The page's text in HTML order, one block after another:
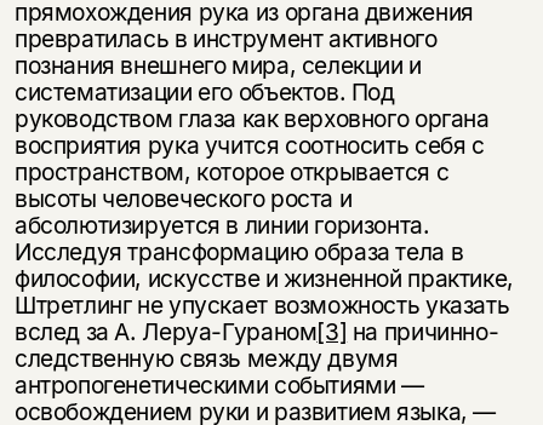
прямохождения рука из органа движения
превратилась в инструмент активного
познания внешнего мира, селекции и
систематизации его объектов. Под
руководством глаза как верховного органа
восприятия рука учится соотносить себя с
пространством, которое открывается с
высоты человеческого роста и
абсолютизируется в линии горизонта.
Исследуя трансформацию образа тела в
философии, искусстве и жизненной практике,
Штретлинг не упускает возможность указать
вслед за А. Леруа-Гураном[3] на причинно-
следственную связь между двумя
антропогенетическими событиями —
освобождением руки и развитием языка, —